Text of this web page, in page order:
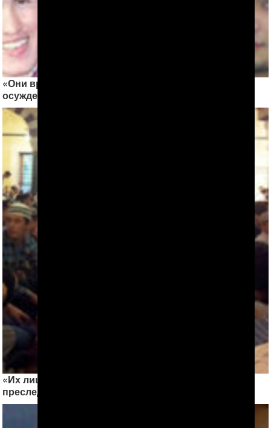
«Они вряд ли увидят свободу». Новое в деле
осужденных верующих из Туркменабада
«Их лица были неузнаваемы от побоев». О
преследовании мусульман в Туркменабаде